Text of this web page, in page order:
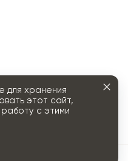
для хранения
этот сайт,
с этими